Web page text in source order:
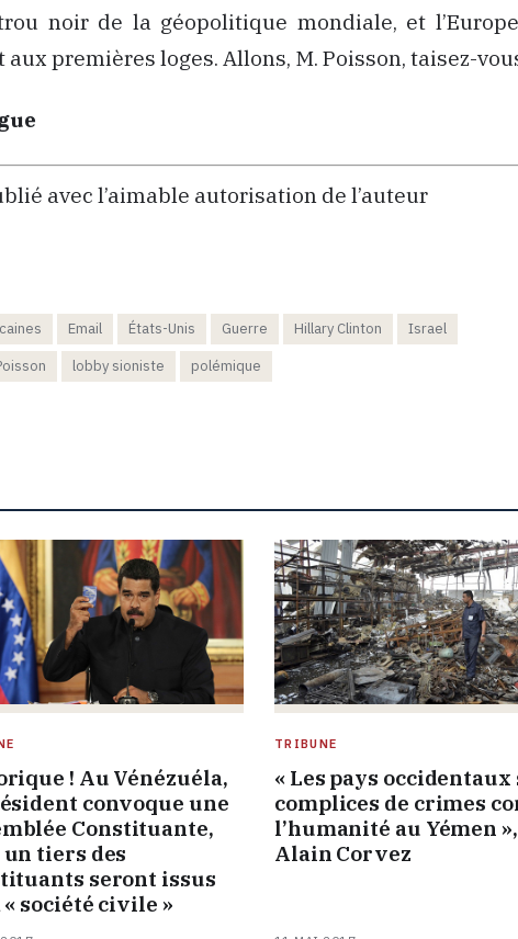
noir de la géopolitique mondiale, et
aux premières loges. Allons, M. Poisson, taisez-
avec l’aimable autorisation de l’auteur
Email États-Unis Guerre Hillary Clinton
Israel
lobby sioniste polémique
! Au Vénézuéla,
convoque une
Constituante,
tiers des
seront issus
« société civile »
TRIBUNE
« Les pays occidentaux
complices de crimes
l’humanité au Yémen
Alain Corvez